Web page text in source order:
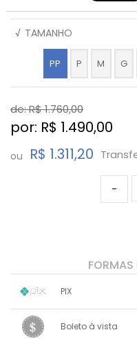
√ TAMANHO
PP P M G
de: R$1.760,00
por: R$ 1.490,00
ou R$ 1.311,20
-
PIX
.
Boleto à vista